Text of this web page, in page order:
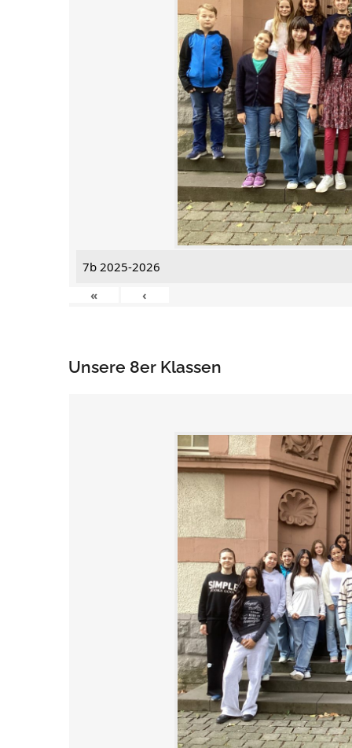
7b 2025-2026
«
‹
Unsere 8er Klassen